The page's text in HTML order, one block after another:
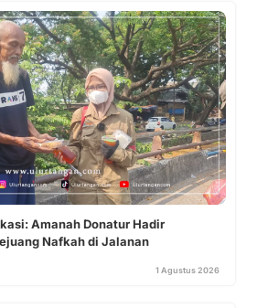
Amanah Donatur Hadir
Nafkah di Jalanan
1 Agustus 2026